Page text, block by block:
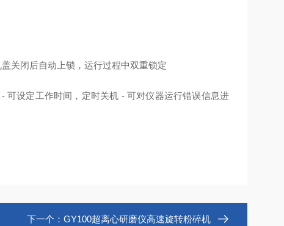
关闭后自动上锁，运行过程中双重锁定
可设定工作时间，定时关机 - 可对仪器运行错误信息进
下一个： GY100超离心研磨仪高速旋转粉碎机